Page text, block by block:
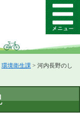
メ
ニ
ー
環境衛生課 > 河内長野のし